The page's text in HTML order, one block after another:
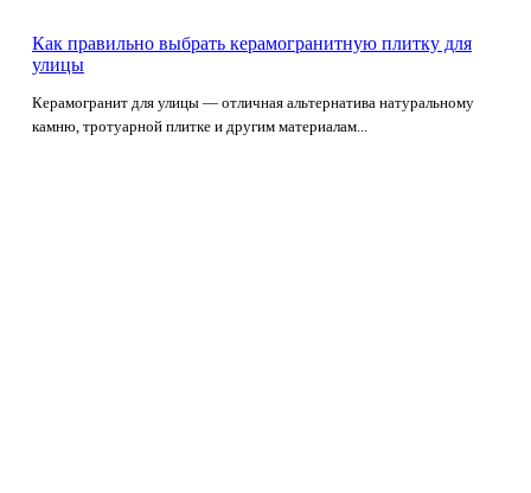
Как правильно выбрать керамогранитную плитку для
улицы
Керамогранит для улицы — отличная альтернатива натуральному
камню, тротуарной плитке и другим материалам...